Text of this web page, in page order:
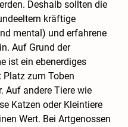
Deshalb sollten die
kräftige
mental) und erfahrene
Auf Grund der
ist ein ebenerdiges
zum Toben
Auf andere Tiere wie
Katzen oder Kleintiere
Wert. Bei Artgenossen